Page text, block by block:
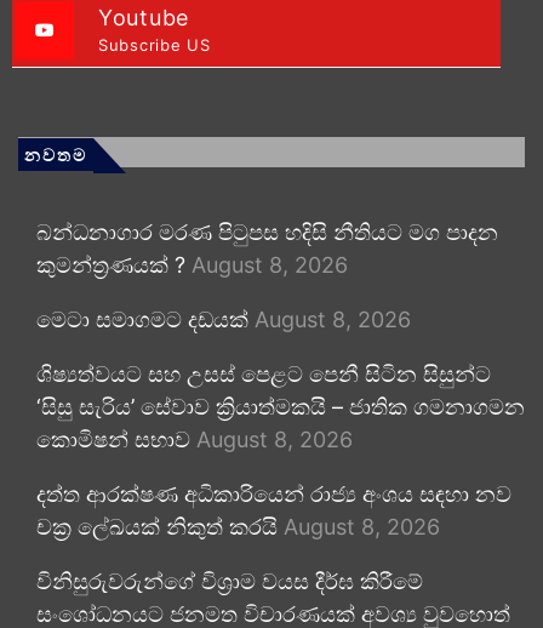
Youtube
Subscribe US
නවතම
බන්ධනාගාර මරණ පිටුපස හදිසි නීතියට මග පාදන
කුමන්ත්‍රණයක් ? August 8, 2026
මෙටා සමාගමට දඩයක් August 8, 2026
ශිෂ්‍යත්වයට සහ උසස් පෙළට පෙනී සිටින සිසුන්ට
‘සිසු සැරිය’ සේවාව ක්‍රියාත්මකයි – ජාතික ගමනාගමන
කොමිෂන් සභාව August 8, 2026
දත්ත ආරක්ෂණ අධිකාරියෙන් රාජ්‍ය අංශය සඳහා නව
චක්‍ර ලේඛයක් නිකුත් කරයි August 8, 2026
විනිසුරුවරුන්ගේ විශ්‍රාම වයස දීර්ඝ කිරීමේ
සංශෝධනයට ජනමත විචාරණයක් අවශ්‍ය වුවහොත්